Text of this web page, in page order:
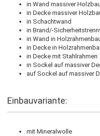
in Wand massiver
in Decke massiver
in Schachtwand
in Brand/-
in Wand in
in Decke in
in Decke mit Stahlrahmen
in Sockel auf massiver
auf Sockel auf massiver
Einbauvariante:
mit Mineralwolle